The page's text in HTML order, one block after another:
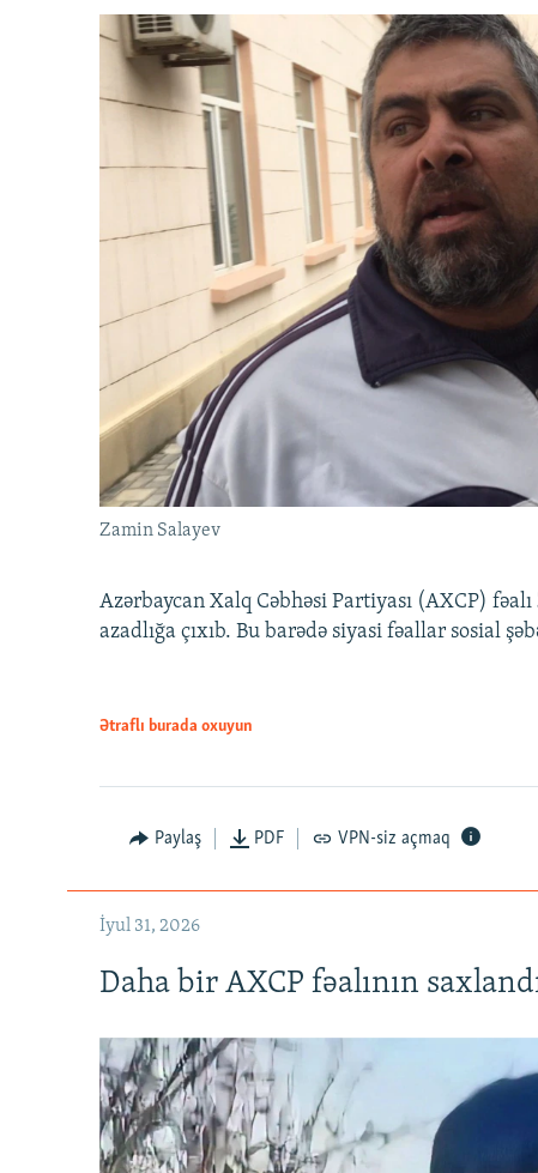
Zamin Salayev
Azərbaycan Xalq Cəbhəsi Partiyası (AXCP) fəalı
azadlığa çıxıb. Bu barədə siyasi fəallar sosial
Ətraflı burada oxuyun
Paylaş PDF VPN-siz açmaq
İyul 31, 2026
Daha bir AXCP fəalının